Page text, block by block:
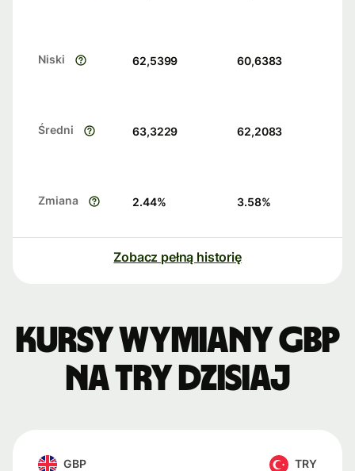
Niski 62,5399 60,6383
Średni 63,3229 62,2083
Zmiana 2.44% 3.58%
Zobacz pełną historię
Kursy wymiany GBP
na TRY dzisiaj
GBP TRY